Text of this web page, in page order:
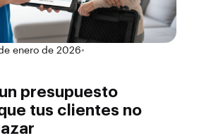
enero de 2026•
presupuesto
tus clientes no